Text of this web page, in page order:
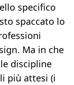
specifico
spaccato lo
Ma in che
discipline
più attesi (i